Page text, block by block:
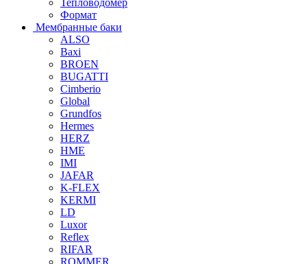
Формат
Мембранные баки
ALSO
Baxi
BROEN
BUGATTI
Cimberio
Global
Grundfos
Hermes
HERZ
HME
IMI
JAFAR
K-FLEX
KERMI
LD
Luxor
Reflex
RIFAR
ROMMER